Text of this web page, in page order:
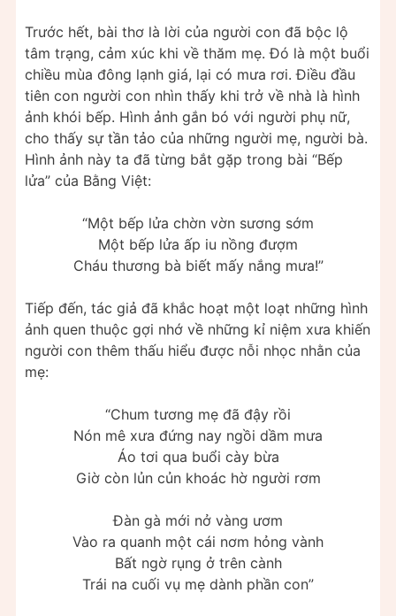
Trước hết, bài thơ là lời của người con đã bộc lộ
tâm trạng, cảm xúc khi về thăm mẹ. Đó là một buổi
chiều mùa đông lạnh giá, lại có mưa rơi. Điều đầu
tiên con người con nhìn thấy khi trở về nhà là hình
ảnh khói bếp. Hình ảnh gắn bó với người phụ nữ,
cho thấy sự tần tảo của những người mẹ, người bà.
Hình ảnh này ta đã từng bắt gặp trong bài “Bếp
lửa” của Bằng Việt:
“Một bếp lửa chờn vờn sương sớm
Một bếp lửa ấp iu nồng đượm
Cháu thương bà biết mấy nắng mưa!”
Tiếp đến, tác giả đã khắc hoạt một loạt những hình
ảnh quen thuộc gợi nhớ về những kỉ niệm xưa khiến
người con thêm thấu hiểu được nỗi nhọc nhằn của
mẹ:
“Chum tương mẹ đã đậy rồi
Nón mê xưa đứng nay ngồi dầm mưa
Áo tơi qua buổi cày bừa
Giờ còn lủn củn khoác hờ người rơm
Đàn gà mới nở vàng ươm
Vào ra quanh một cái nơm hỏng vành
Bất ngờ rụng ở trên cành
Trái na cuối vụ mẹ dành phần con”